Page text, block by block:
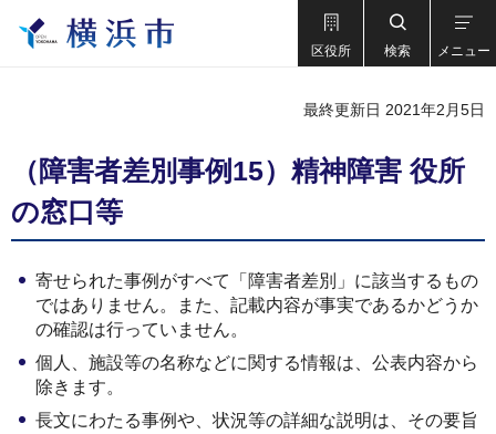
区役所 検索 メニュー
最終更新日 2021年2月5日
（障害者差別事例15）精神障害 役所
の窓口等
寄せられた事例がすべて「障害者差別」に該当するもの
ではありません。また、記載内容が事実であるかどうか
の確認は行っていません。
個人、施設等の名称などに関する情報は、公表内容から
除きます。
長文にわたる事例や、状況等の詳細な説明は、その要旨